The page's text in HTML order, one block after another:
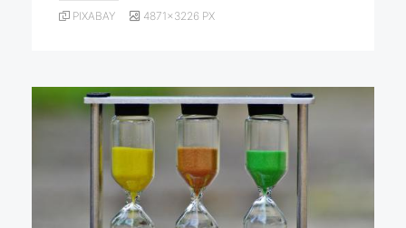
PIXABAY 4871×3226 PX